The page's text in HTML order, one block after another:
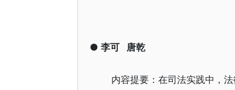
● 李可 唐乾
内容提要：在司法实践中，